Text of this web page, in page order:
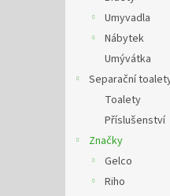
Umyvadla
Nábytek
Umývátka
Separační
Toalety
Příslušenství
Značky
Gelco
Riho